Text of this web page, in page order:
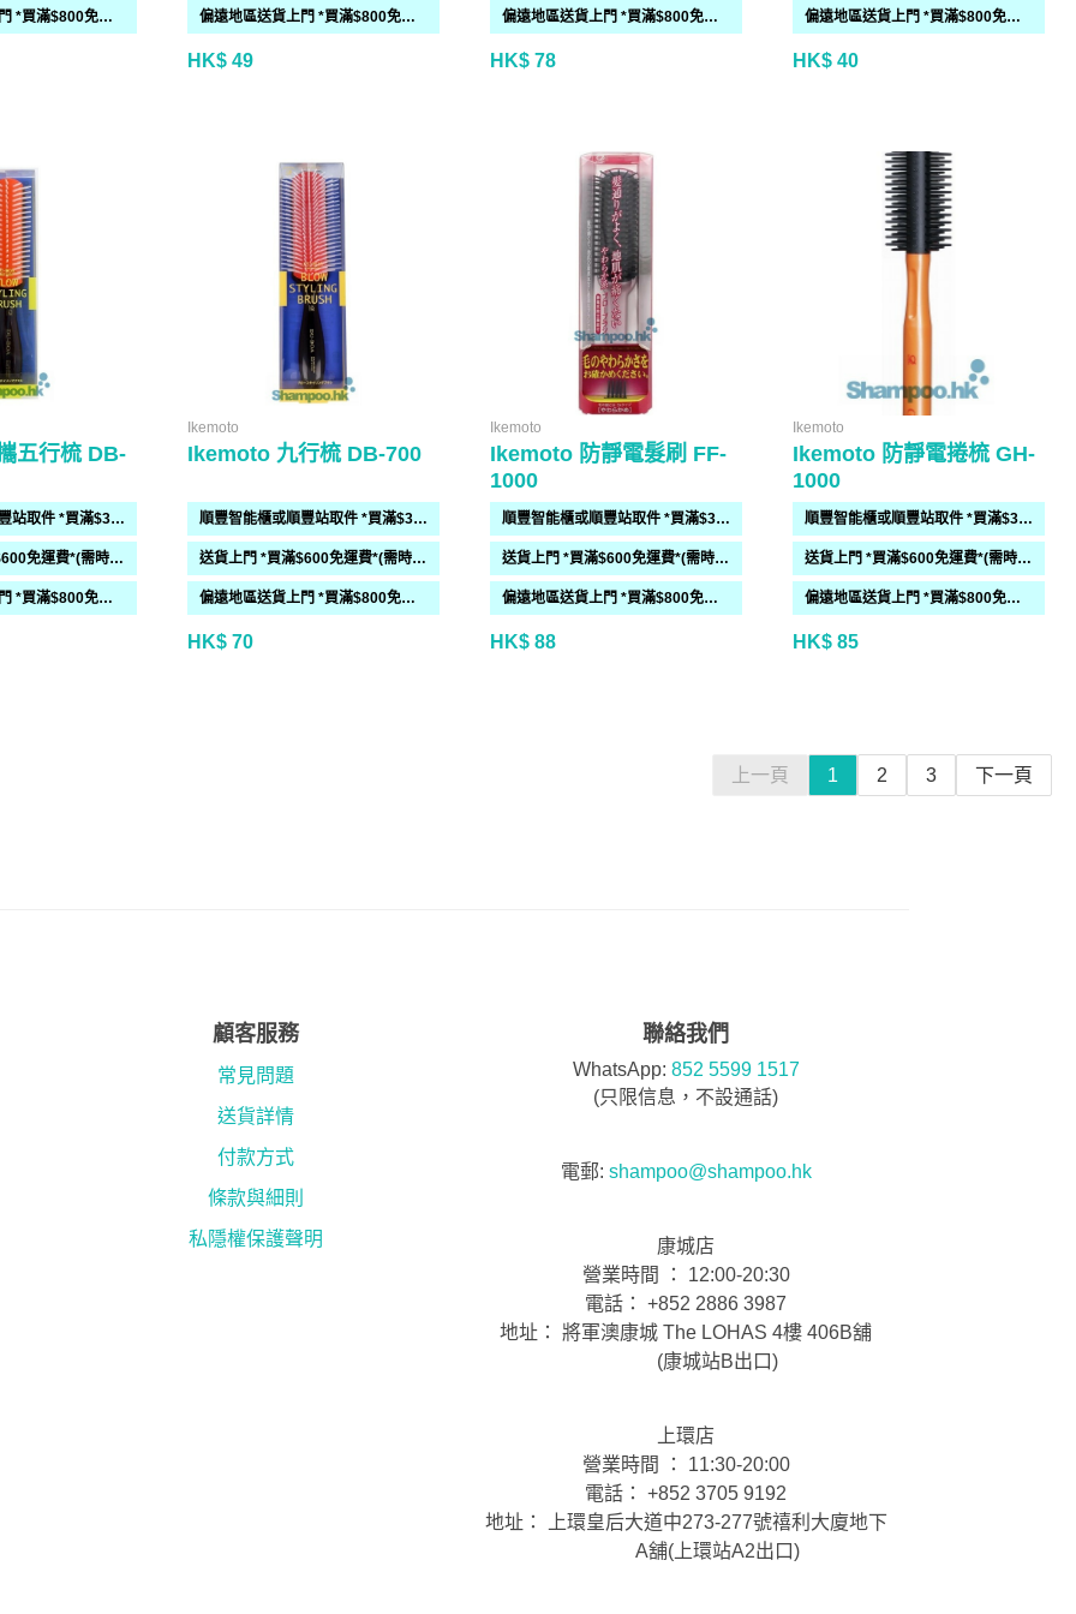
偏遠地區送貨上門 *買滿$800免運費*(需時 2-6個工作天) 偏遠地區送貨上門 *買滿$800免運費*(需時 2-6個工作天)
HK$ 49
偏遠地區送貨上門 *買滿$800免運費*(需時 2-6個工作天)
HK$ 78
偏遠地區送貨上門 *買滿$800免運費*(需時 2-6個工作天)
HK$ 40
五行梳 DB-
順豐智能櫃或順豐站取件 *買滿$300免運費*
送貨上門 *買滿$600免運費*(需時 2-6過工作天)
偏遠地區送貨上門 *買滿$800免運費*(需時 2-6個工作天)
Ikemoto
Ikemoto 九行梳 DB-700
順豐智能櫃或順豐站取件 *買滿$300免運費*
送貨上門 *買滿$600免運費*(需時 2-6過工作天)
偏遠地區送貨上門 *買滿$800免運費*(需時 2-6個工作天)
HK$ 70
Ikemoto
Ikemoto 防靜電髮刷 FF-
1000
順豐智能櫃或順豐站取件 *買滿$300免運費*
送貨上門 *買滿$600免運費*(需時 2-6過工作天)
偏遠地區送貨上門 *買滿$800免運費*(需時 2-6個工作天)
HK$ 88
Ikemoto
Ikemoto 防靜電捲梳 GH-
1000
順豐智能櫃或順豐站取件 *買滿$300免運費*
送貨上門 *買滿$600免運費*(需時 2-6過工作天)
偏遠地區送貨上門 *買滿$800免運費*(需時 2-6個工作天)
HK$ 85
上一頁 1 2 3 下一頁
顧客服務
常見問題
送貨詳情
付款方式
條款與細則
私隱權保護聲明
聯絡我們
WhatsApp: 852 5599 1517
(只限信息，不設通話)
電郵: shampoo@shampoo.hk
康城店
營業時間 ： 12:00-20:30
電話： +852 2886 3987
地址： 將軍澳康城 The LOHAS 4樓 406B舖
(康城站B出口)
上環店
營業時間 ： 11:30-20:00
電話： +852 3705 9192
地址： 上環皇后大道中273-277號禧利大廈地下
A舖(上環站A2出口)